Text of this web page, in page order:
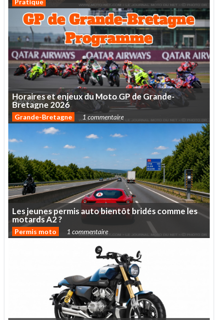
Pratique
HorairesetenjeuxduMotoGPdeGrande-
Bretagne 2026
Grande-Bretagne 1 commentaire
Lesjeunespermisautobientôt bridéscommeles
motardsA2?
Permis moto 1 commentaire